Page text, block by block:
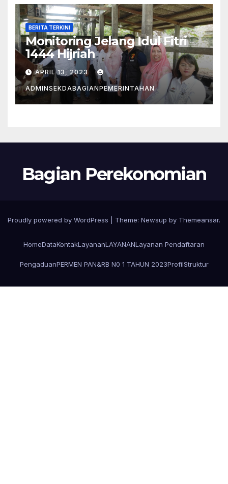
BERITA TERKINI
Monitoring Jelang Idul Fitri
1444 Hijriah
APRIL 13, 2023
ADMINSEKDABAGIANPEMERINTAHAN
Bagian Perekonomian
Proudly powered by WordPress Theme: Newsup by Themeansar.
HomeDataKontakLayananLAYANANLayanan Pendaftaran
PengaduanPERMEN PAN&RB N0 1 TAHUN 2023ProfilStruktur